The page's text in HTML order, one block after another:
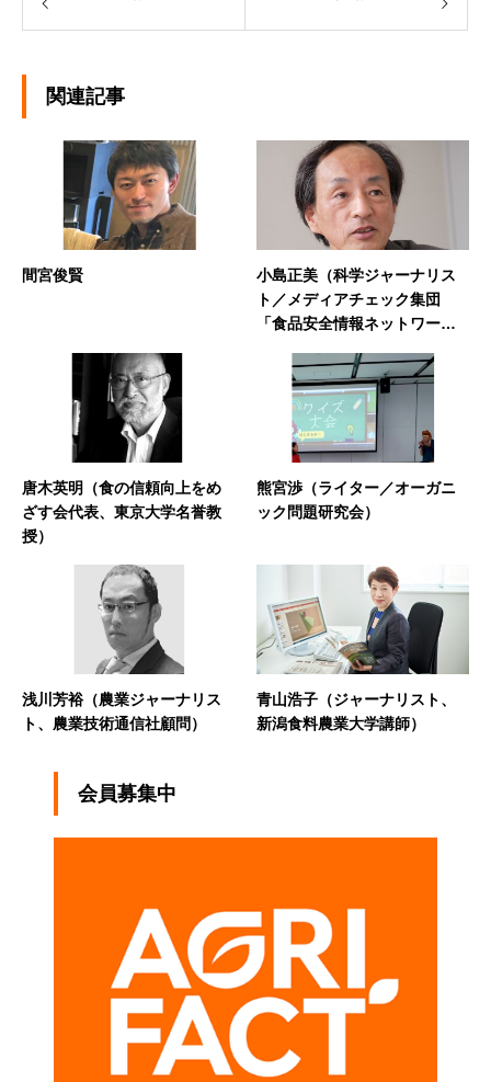
関連記事
間宮俊賢
小島正美（科学ジャーナリス
ト／メディアチェック集団
「食品安全情報ネットワー
唐木英明（食の信頼向上をめ
ざす会代表、東京大学名誉教
授）
熊宮渉（ライター／オーガニ
ック問題研究会）
浅川芳裕（農業ジャーナリス
ト、農業技術通信社顧問）
青山浩子（ジャーナリスト、
新潟食料農業大学講師）
会員募集中